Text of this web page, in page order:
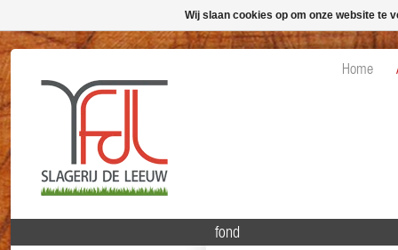
Home
fond
Wij slaan cookies op om onze website te